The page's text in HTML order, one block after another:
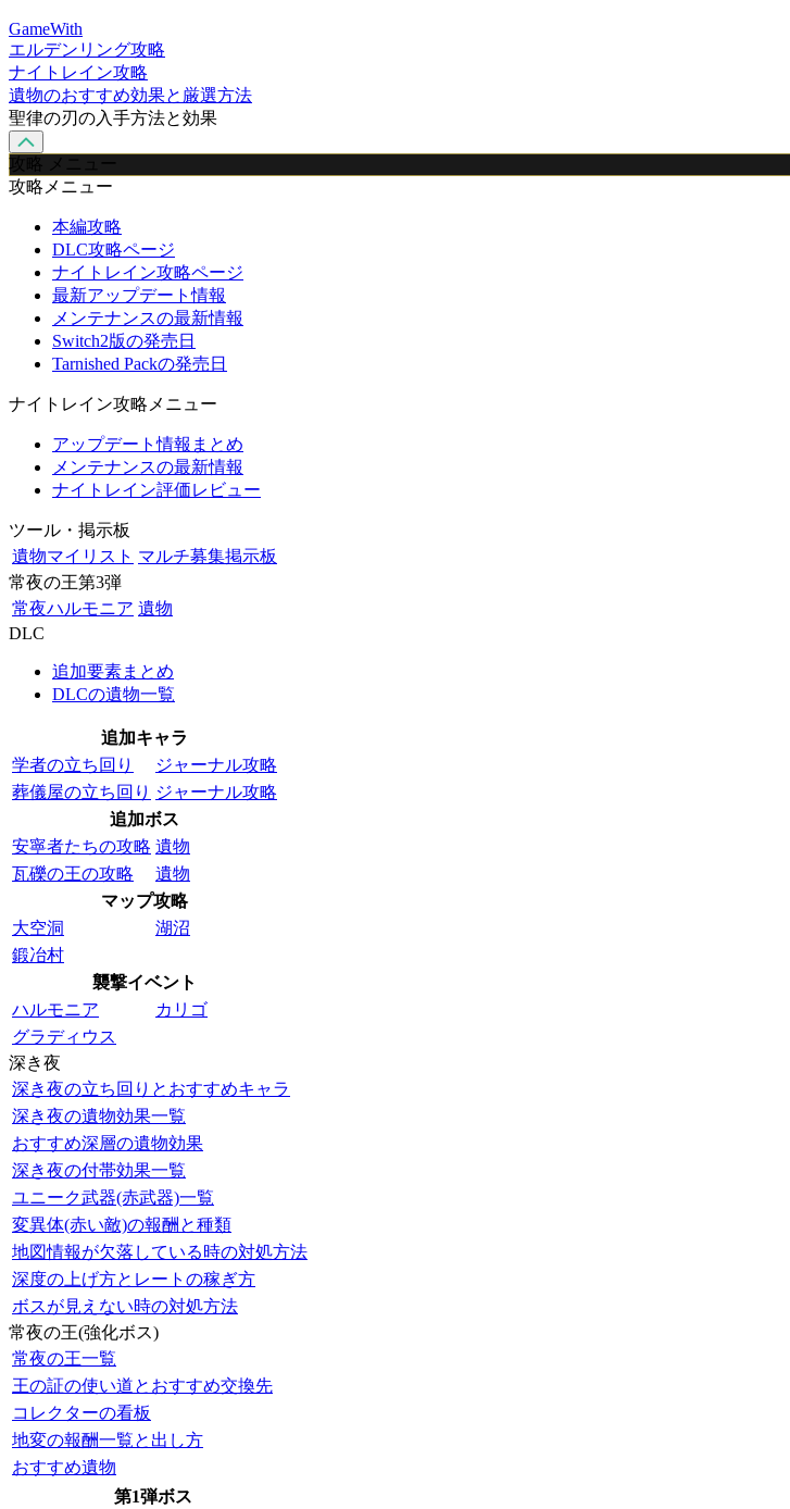
GameWith
エルデンリング攻略
ナイトレイン攻略
遺物のおすすめ効果と厳選方法
聖律の刃の入手方法と効果
攻略 メニュー
攻略メニュー
本編攻略
DLC攻略ページ
ナイトレイン攻略ページ
最新アップデート情報
メンテナンスの最新情報
Switch2版の発売日
Tarnished Packの発売日
ナイトレイン攻略メニュー
アップデート情報まとめ
メンテナンスの最新情報
ナイトレイン評価レビュー
ツール・掲示板
遺物マイリスト マルチ募集掲示板
常夜の王第3弾
常夜ハルモニア 遺物
DLC
追加要素まとめ
DLCの遺物一覧
追加キャラ
学者の立ち回り
ジャーナル攻略
葬儀屋の立ち回り ジャーナル攻略
追加ボス
安寧者たちの攻略 遺物
瓦礫の王の攻略
遺物
マップ攻略
大空洞
湖沼
鍛冶村
襲撃イベント
ハルモニア
カリゴ
グラディウス
深き夜
深き夜の立ち回りとおすすめキャラ
深き夜の遺物効果一覧
おすすめ深層の遺物効果
深き夜の付帯効果一覧
ユニーク武器(赤武器)一覧
変異体(赤い敵)の報酬と種類
地図情報が欠落している時の対処方法
深度の上げ方とレートの稼ぎ方
ボスが見えない時の対処方法
常夜の王(強化ボス)
常夜の王一覧
王の証の使い道とおすすめ交換先
コレクターの看板
地変の報酬一覧と出し方
おすすめ遺物
第1弾ボス